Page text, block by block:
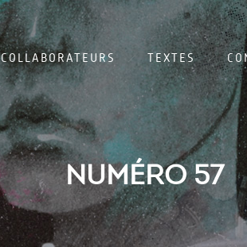
COLLABORATEURS TEXTES
NUMÉRO 57